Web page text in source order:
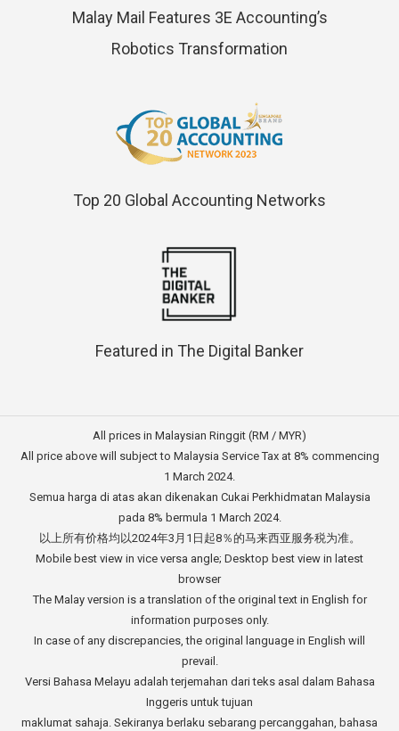
Malay Mail Features 3E Accounting’s
Robotics Transformation
Top 20 Global Accounting Networks
Featured in The Digital Banker
All prices in Malaysian Ringgit (RM / MYR)
All price above will subject to Malaysia Service Tax at 8% commencing
1 March 2024.
Semua harga di atas akan dikenakan Cukai Perkhidmatan Malaysia
pada 8% bermula 1 March 2024.
以上所有价格均以2024年3月1日起8％的马来西亚服务税为准。
Mobile best view in vice versa angle; Desktop best view in latest
browser
The Malay version is a translation of the original text in English for
information purposes only.
In case of any discrepancies, the original language in English will
prevail.
Versi Bahasa Melayu adalah terjemahan dari teks asal dalam Bahasa
Inggeris untuk tujuan
maklumat sahaja. Sekiranya berlaku sebarang percanggahan, bahasa